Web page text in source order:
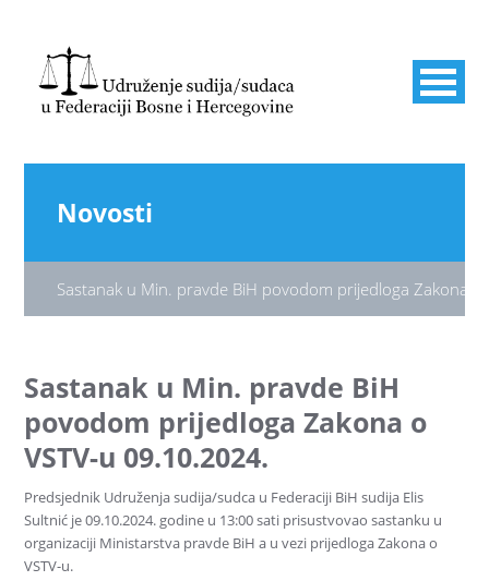
Novosti
Sastanak u Min. pravde BiH povodom prijedloga Zakona
Sastanak u Min. pravde BiH
povodom prijedloga Zakona o
VSTV-u 09.10.2024.
Predsjednik Udruženja sudija/sudca u Federaciji BiH sudija Elis
Sultnić je 09.10.2024. godine u 13:00 sati prisustvovao sastanku u
organizaciji Ministarstva pravde BiH a u vezi prijedloga Zakona o
VSTV-u.